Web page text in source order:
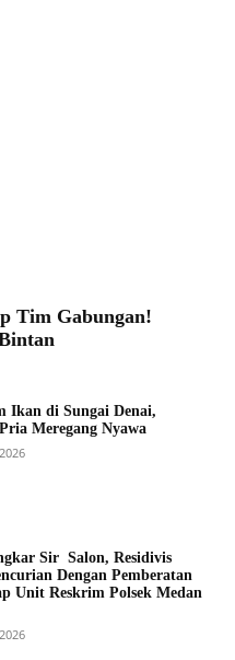
Tim Gabungan!
Ikan di Sungai Denai,
Meregang Nyawa
Sir Salon, Residivis
Dengan Pemberatan
Unit Reskrim Polsek Medan